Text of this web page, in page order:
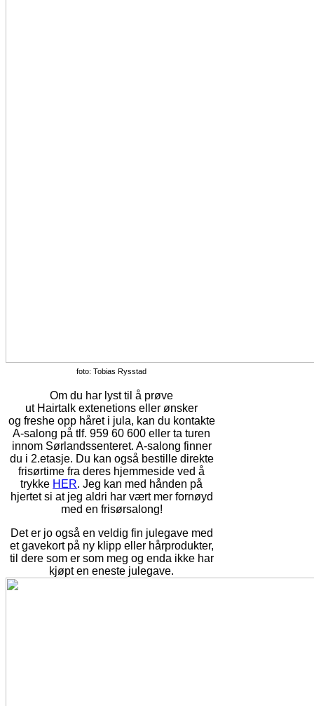
foto: Tobias Rysstad
Om du har lyst til å prøve
ut Hairtalk extenetions eller ønsker
og fresheopp håret i jula, kan du kontakte
A-salong på tlf. 959 60 600 eller ta turen
innom Sørlandssenteret. A-salong finner
du i 2.etasje. Du kan også bestille direkte
frisørtime fra deres hjemmeside ved å
trykke HER. Jeg kan med hånden på
hjertet si at jeg aldri har vært mer fornøyd
med en frisørsalong!
Det er jo også en veldig fin julegave med
et gavekort på ny klipp eller hårprodukter,
til dere som er som meg og enda ikke har
kjøpt en eneste julegave.